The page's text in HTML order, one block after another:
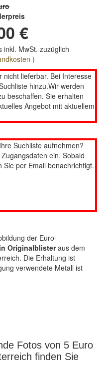
€
inkl. MwSt. zuzüglich
)
nicht lieferbar. Bei Interesse
hinzu.Wir werden
beschaffen. Sie erhalten
Angebot mit aktuellem
Suchliste aufnehmen?
ein. Sobald
per Email benachrichtigt.
der Euro-
Originalblisteraus dem
Die Erhaltung ist
verwendete Metall ist
Fotos von 5 Euro
finden Sie